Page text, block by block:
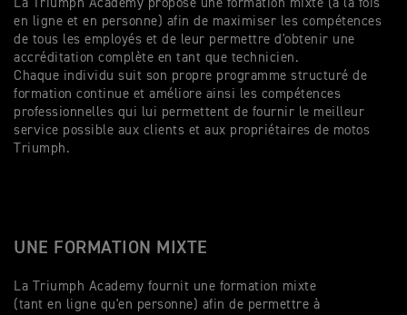
La Triumph Academy propose une formation mixte (à la fois
en ligne et en personne) afin de maximiser les compétences
de tous les employés et de leur permettre d'obtenir une
accréditation complète en tant que technicien.
Chaque individu suit son propre programme structuré de
formation continue et améliore ainsi les compétences
professionnelles qui lui permettent de fournir le meilleur
service possible aux clients et aux propriétaires de motos
Triumph.
UNE FORMATION MIXTE
La Triumph Academy fournit une formation mixte
(tant en ligne qu'en personne) afin de permettre à